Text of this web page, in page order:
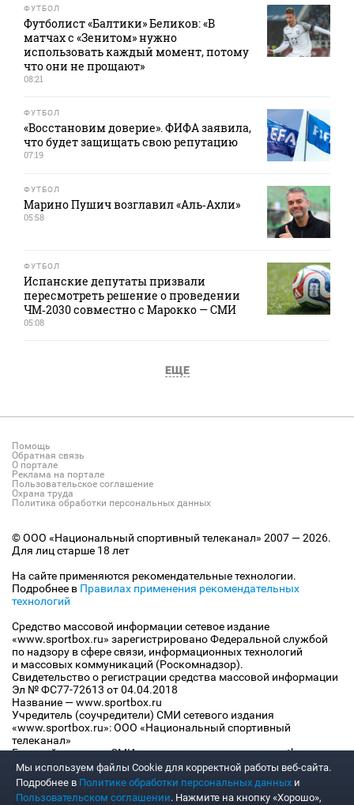
ФУТБОЛ
Футболист «Балтики» Беликов: «В
матчах с «Зенитом» нужно
использовать каждый момент, потому
что они не прощают»
08:21
ФУТБОЛ
«Восстановим доверие». ФИФА заявила,
что будет защищать свою репутацию
07:19
ФУТБОЛ
Марино Пушич возглавил «Аль‑Ахли»
05:58
ФУТБОЛ
Испанские депутаты призвали
пересмотреть решение о проведении
ЧМ‑2030 совместно с Марокко — СМИ
05:08
ЕЩЕ
Помощь
Обратная связь
О портале
Реклама на портале
Пользовательское соглашение
Охрана труда
Политика обработки персональных данных
© ООО «Национальный спортивный телеканал» 2007 — 2026.
Для лиц старше 18 лет
На сайте применяются рекомендательные технологии.
Подробнее в Правилах применения рекомендательных
технологий
Средство массовой информации сетевое издание
«www.sportbox.ru» зарегистрировано Федеральной службой
по надзору в сфере связи, информационных технологий
и массовых коммуникаций (Роскомнадзор).
Свидетельство о регистрации средства массовой информации
Эл № ФС77-72613 от 04.04.2018
Название — www.sportbox.ru
Учредитель (соучредители) СМИ сетевого издания
«www.sportbox.ru»: ООО «Национальный спортивный
телеканал»
Главный редактор СМИ сетевого издания «www.sportbox.ru»:
Конов В.А.
Номер телефона редакции СМИ сетевого издания
«www.sportbox.ru»: +7 (495) 653 8419
Мы используем файлы Сookie для корректной работы веб-сайта.
Подробнее в Политике обработки персональных данных и
Пользовательском соглашении. Нажмите на кнопку «Хорошо»,